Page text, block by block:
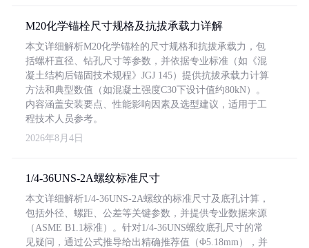
M20化学锚栓尺寸规格及抗拔承载力详解
本文详细解析M20化学锚栓的尺寸规格和抗拔承载力，包
括螺杆直径、钻孔尺寸等参数，并依据专业标准（如《混
凝土结构后锚固技术规程》JGJ 145）提供抗拔承载力计算
方法和典型数值（如混凝土强度C30下设计值约80kN）。
内容涵盖安装要点、性能影响因素及选型建议，适用于工
程技术人员参考。
2026年8月4日
1/4-36UNS-2A螺纹标准尺寸
本文详细解析1/4-36UNS-2A螺纹的标准尺寸及底孔计算，
包括外径、螺距、公差等关键参数，并提供专业数据来源
（ASME B1.1标准）。针对1/4-36UNS螺纹底孔尺寸的常
见疑问，通过公式推导给出精确推荐值（Φ5.18mm），并